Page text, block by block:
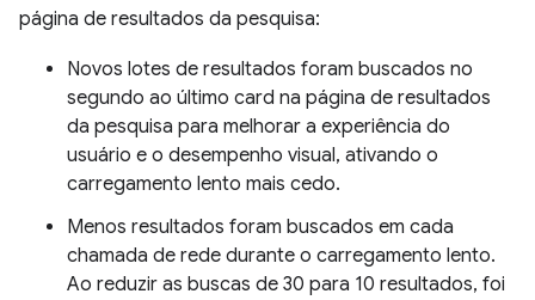
página de resultados da pesquisa:
Novos lotes de resultados foram buscados no
segundo ao último card na página de resultados
da pesquisa para melhorar a experiência do
usuário e o desempenho visual, ativando o
carregamento lento mais cedo.
Menos resultados foram buscados em cada
chamada de rede durante o carregamento lento.
Ao reduzir as buscas de 30 para 10 resultados, foi